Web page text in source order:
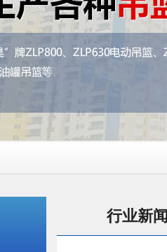
行业新闻